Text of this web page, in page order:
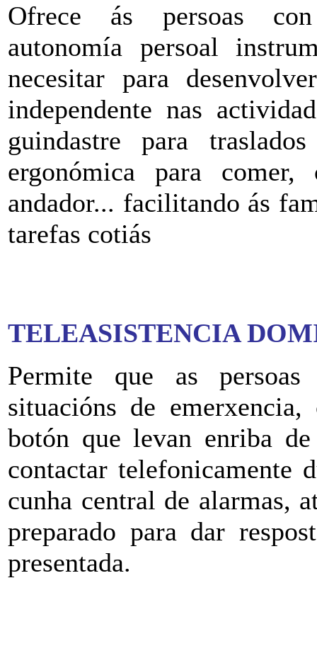
Ofrece ás persoas
autonomía persoal
necesitar para
independente nas
guindastre para
ergonómica para comer,
andador... facilitando ás
tarefas cotiás
TELEASISTENCIA
Permite que as persoas
situacións de
botón que levan enriba
contactar telefonicamente
cunha central de alarmas,
preparado para dar
presentada.